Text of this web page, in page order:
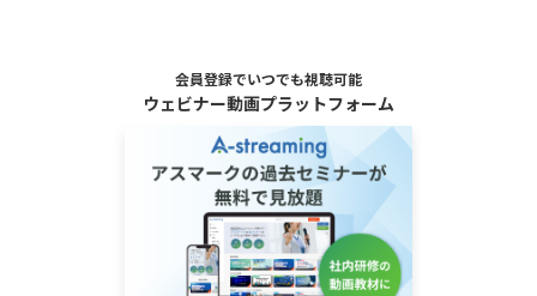
会員登録でいつでも視聴可能
ウェビナー動画プラットフォーム